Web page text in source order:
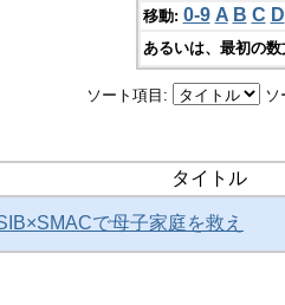
移動: 0-9 A B C D
あるいは、最初の
ソート項目: ソ
タイトル
で母子家庭を救え